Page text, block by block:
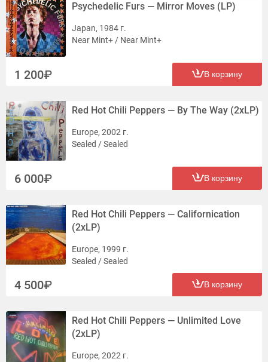
Psychedelic Furs — Mirror Moves (LP)
Japan, 1984 г.
Near Mint+ / Near Mint+
1 200 В корзину
Red Hot Chili Peppers — By The Way (2xLP)
Europe, 2002 г.
Sealed / Sealed
6 000 В корзину
Red Hot Chili Peppers — Californication
(2xLP)
Europe, 1999 г.
Sealed / Sealed
4 500 В корзину
Red Hot Chili Peppers — Unlimited Love
(2xLP)
Europe, 2022 г.